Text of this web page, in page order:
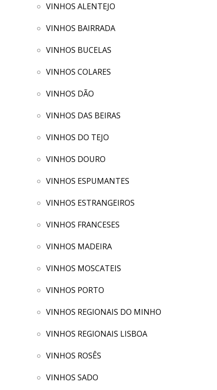
VINHOS ALENTEJO
VINHOS BAIRRADA
VINHOS BUCELAS
VINHOS COLARES
VINHOS DÃO
VINHOS DAS BEIRAS
VINHOS DO TEJO
VINHOS DOURO
VINHOS ESPUMANTES
VINHOS ESTRANGEIROS
VINHOS FRANCESES
VINHOS MADEIRA
VINHOS MOSCATEIS
VINHOS PORTO
VINHOS REGIONAIS DO MINHO
VINHOS REGIONAIS LISBOA
VINHOS ROSÊS
VINHOS SADO